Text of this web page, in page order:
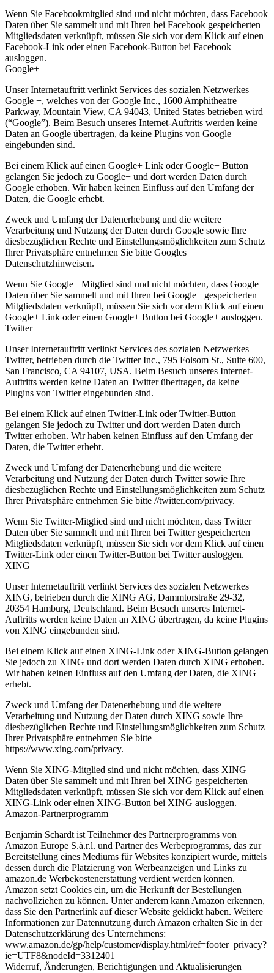
Wenn Sie Facebookmitglied sind und nicht möchten, dass Facebook
Daten über Sie sammelt und mit Ihren bei Facebook gespeicherten
Mitgliedsdaten verknüpft, müssen Sie sich vor dem Klick auf einen
Facebook-Link oder einen Facebook-Button bei Facebook
ausloggen.
Google+
Unser Internetauftritt verlinkt Services des sozialen Netzwerkes
Google +, welches von der Google Inc., 1600 Amphitheatre
Parkway, Mountain View, CA 94043, United States betrieben wird
(“Google”). Beim Besuch unseres Internet-Auftritts werden keine
Daten an Google übertragen, da keine Plugins von Google
eingebunden sind.
Bei einem Klick auf einen Google+ Link oder Google+ Button
gelangen Sie jedoch zu Google+ und dort werden Daten durch
Google erhoben. Wir haben keinen Einfluss auf den Umfang der
Daten, die Google erhebt.
Zweck und Umfang der Datenerhebung und die weitere
Verarbeitung und Nutzung der Daten durch Google sowie Ihre
diesbezüglichen Rechte und Einstellungsmöglichkeiten zum Schutz
Ihrer Privatsphäre entnehmen Sie bitte Googles
Datenschutzhinweisen.
Wenn Sie Google+ Mitglied sind und nicht möchten, dass Google
Daten über Sie sammelt und mit Ihren bei Google+ gespeicherten
Mitgliedsdaten verknüpft, müssen Sie sich vor dem Klick auf einen
Google+ Link oder einen Google+ Button bei Google+ ausloggen.
Twitter
Unser Internetauftritt verlinkt Services des sozialen Netzwerkes
Twitter, betrieben durch die Twitter Inc., 795 Folsom St., Suite 600,
San Francisco, CA 94107, USA. Beim Besuch unseres Internet-
Auftritts werden keine Daten an Twitter übertragen, da keine
Plugins von Twitter eingebunden sind.
Bei einem Klick auf einen Twitter-Link oder Twitter-Button
gelangen Sie jedoch zu Twitter und dort werden Daten durch
Twitter erhoben. Wir haben keinen Einfluss auf den Umfang der
Daten, die Twitter erhebt.
Zweck und Umfang der Datenerhebung und die weitere
Verarbeitung und Nutzung der Daten durch Twitter sowie Ihre
diesbezüglichen Rechte und Einstellungsmöglichkeiten zum Schutz
Ihrer Privatsphäre entnehmen Sie bitte //twitter.com/privacy.
Wenn Sie Twitter-Mitglied sind und nicht möchten, dass Twitter
Daten über Sie sammelt und mit Ihren bei Twitter gespeicherten
Mitgliedsdaten verknüpft, müssen Sie sich vor dem Klick auf einen
Twitter-Link oder einen Twitter-Button bei Twitter ausloggen.
XING
Unser Internetauftritt verlinkt Services des sozialen Netzwerkes
XING, betrieben durch die XING AG, Dammtorstraße 29-32,
20354 Hamburg, Deutschland. Beim Besuch unseres Internet-
Auftritts werden keine Daten an XING übertragen, da keine Plugins
von XING eingebunden sind.
Bei einem Klick auf einen XING-Link oder XING-Button gelangen
Sie jedoch zu XING und dort werden Daten durch XING erhoben.
Wir haben keinen Einfluss auf den Umfang der Daten, die XING
erhebt.
Zweck und Umfang der Datenerhebung und die weitere
Verarbeitung und Nutzung der Daten durch XING sowie Ihre
diesbezüglichen Rechte und Einstellungsmöglichkeiten zum Schutz
Ihrer Privatsphäre entnehmen Sie bitte
https://www.xing.com/privacy.
Wenn Sie XING-Mitglied sind und nicht möchten, dass XING
Daten über Sie sammelt und mit Ihren bei XING gespeicherten
Mitgliedsdaten verknüpft, müssen Sie sich vor dem Klick auf einen
XING-Link oder einen XING-Button bei XING ausloggen.
Amazon-Partnerprogramm
Benjamin Schardt ist Teilnehmer des Partnerprogramms von
Amazon Europe S.à.r.l. und Partner des Werbeprogramms, das zur
Bereitstellung eines Mediums für Websites konzipiert wurde, mittels
dessen durch die Platzierung von Werbeanzeigen und Links zu
amazon.de Werbekostenerstattung verdient werden können.
Amazon setzt Cookies ein, um die Herkunft der Bestellungen
nachvollziehen zu können. Unter anderem kann Amazon erkennen,
dass Sie den Partnerlink auf dieser Website geklickt haben. Weitere
Informationen zur Datennutzung durch Amazon erhalten Sie in der
Datenschutzerklärung des Unternehmens:
www.amazon.de/gp/help/customer/display.html/ref=footer_privacy?
ie=UTF8&nodeId=3312401
Widerruf, Änderungen, Berichtigungen und Aktualisierungen